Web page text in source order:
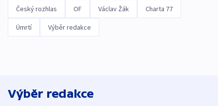
Český rozhlas OF Václav Žák Charta 77
Úmrtí Výběr redakce
Výběr redakce